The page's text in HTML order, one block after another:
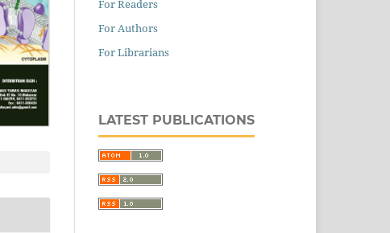
For Readers
For Authors
For Librarians
LATEST PUBLICATIONS